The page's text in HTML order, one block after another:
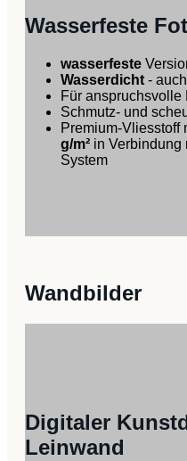
Wasserfeste
wasserfeste
Wasserdicht -
Für anspruchsvolle
Schmutz- und
Premium-Vliesstoff
g/m² in Verbindung
System
Wandbilder
Digitaler
Leinwand